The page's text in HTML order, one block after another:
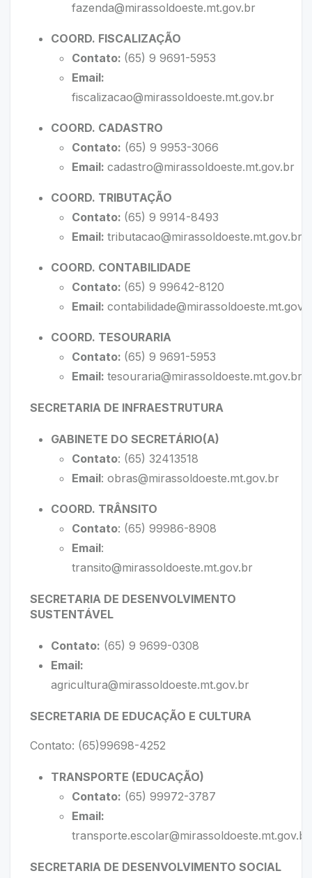
fazenda@mirassoldoeste.mt.gov.br
COORD. FISCALIZAÇÃO
Contato: (65) 9 9691-5953
Email:
fiscalizacao@mirassoldoeste.mt.gov.br
COORD. CADASTRO
Contato: (65) 9 9953-3066
Email: cadastro@mirassoldoeste.mt.gov.br
COORD. TRIBUTAÇÃO
Contato: (65) 9 9914-8493
Email: tributacao@mirassoldoeste.mt.gov.br
COORD. CONTABILIDADE
Contato: (65) 9 99642-8120
Email:
COORD. TESOURARIA
Contato: (65) 9 9691-5953
Email: tesouraria@mirassoldoeste.mt.gov.br
SECRETARIA DE INFRAESTRUTURA
GABINETE DO SECRETÁRIO(A)
Contato: (65) 32413518
Email: obras@mirassoldoeste.mt.gov.br
COORD. TRÂNSITO
Contato: (65) 99986-8908
Email:
transito@mirassoldoeste.mt.gov.br
SECRETARIA DE DESENVOLVIMENTO
SUSTENTÁVEL
Contato: (65) 9 9699-0308
Email:
agricultura@mirassoldoeste.mt.gov.br
SECRETARIA DE EDUCAÇÃO E CULTURA
Contato: (65)99698-4252
TRANSPORTE (EDUCAÇÃO)
Contato: (65) 99972-3787
Email:
transporte.escolar@mirassoldoeste.mt.gov.br
SECRETARIA DE DESENVOLVIMENTO SOCIAL